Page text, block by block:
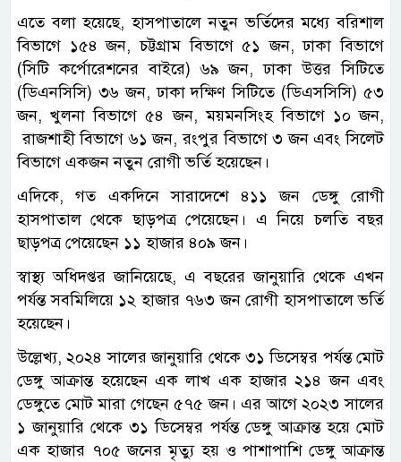
এতে বলা হয়েছে, হাসপাতালে নতুন ভর্তিদের মধ্যে বরিশাল
বিভাগে ১৫৪ জন, চট্টগ্রাম বিভাগে ৫১ জন, ঢাকা বিভাগে
(সিটি কর্পোরেশনের বাইরে) ৬৯ জন, ঢাকা উত্তর সিটিতে
(ডিএনসিসি) ৩৬ জন, ঢাকা দক্ষিণ সিটিতে (ডিএসসিসি) ৫৩
জন, খুলনা বিভাগে ৫৪ জন, ময়মনসিংহ বিভাগে ১০ জন,
রাজশাহী বিভাগে ৬১ জন, রংপুর বিভাগে ৩ জন এবং সিলেট
বিভাগে একজন নতুন রোগী ভর্তি হয়েছেন।
এদিকে, গত একদিনে সারাদেশে ৪১১ জন ডেঙ্গু রোগী
হাসপাতাল থেকে ছাড়পত্র পেয়েছেন। এ নিয়ে চলতি বছর
ছাড়পত্র পেয়েছেন ১১ হাজার ৪০৯ জন।
স্বাস্থ্য অধিদপ্তর জানিয়েছে, এ বছরের জানুয়ারি থেকে এখন
পর্যন্ত সবমিলিয়ে ১২ হাজার ৭৬৩ জন রোগী হাসপাতালে ভর্তি
হয়েছেন।
উল্লেখ্য, ২০২৪ সালের জানুয়ারি থেকে ৩১ ডিসেম্বর পর্যন্ত মোট
ডেঙ্গু আক্রান্ত হয়েছেন এক লাখ এক হাজার ২১৪ জন এবং
ডেঙ্গুতে মোট মারা গেছেন ৫৭৫ জন। এর আগে ২০২৩ সালের
১ জানুয়ারি থেকে ৩১ ডিসেম্বর পর্যন্ত ডেঙ্গু আক্রান্ত হয়ে মোট
এক হাজার ৭০৫ জনের মৃত্যু হয় ও পাশাপাশি ডেঙ্গু আক্রান্ত